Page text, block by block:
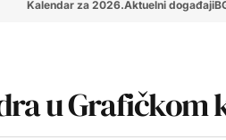
Kalendar za 2026.Aktuelni događaji
u Grafičkom